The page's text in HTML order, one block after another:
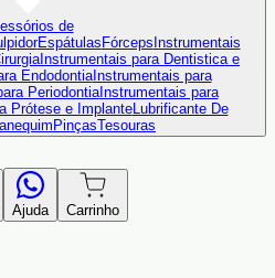
de
Espátulas Fórceps Instrumentais
Instrumentais para Dentistica e
EndodontiaInstrumentais para
PeriodontiaInstrumentais para
Prótese e ImplanteLubrificante De
PinçasTesouras
Ajuda Carrinho